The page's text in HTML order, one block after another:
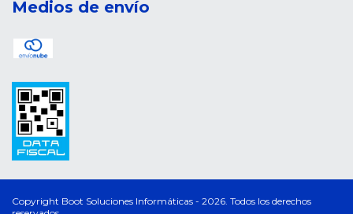
Medios de envío
Copyright Boot Soluciones Informáticas - 2026. Todos los derechos